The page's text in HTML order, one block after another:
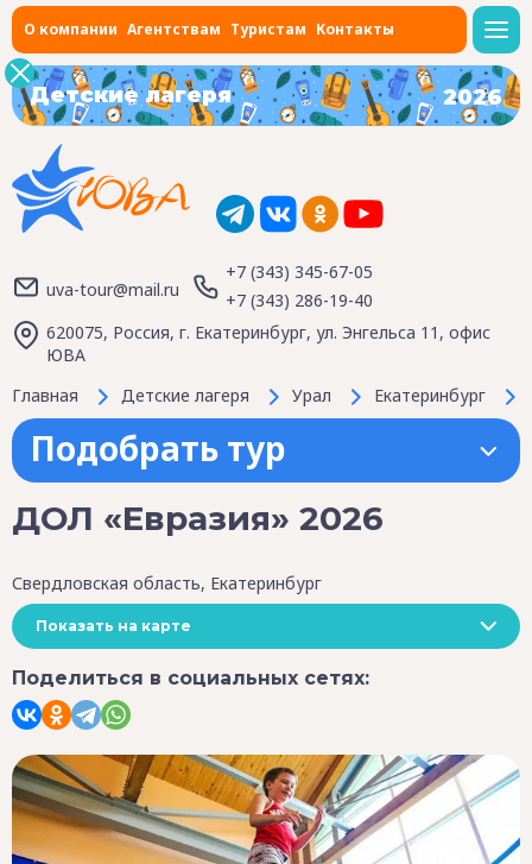
О компании Агентствам Туристам Контакты
Детские лагеря 2026
uva-tour@mail.ru
+7 (343) 345-67-05
+7 (343) 286-19-40
620075, Россия, г. Екатеринбург, ул. Энгельса 11, офис
ЮВА
Главная
Детские лагеря Урал Екатеринбург
Подобрать тур
ДОЛ «Евразия» 2026
Свердловская область, Екатеринбург
Показать на карте
Поделиться в социальных сетях: